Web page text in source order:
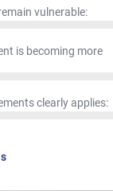
vulnerable:
is becoming more
clearly applies: